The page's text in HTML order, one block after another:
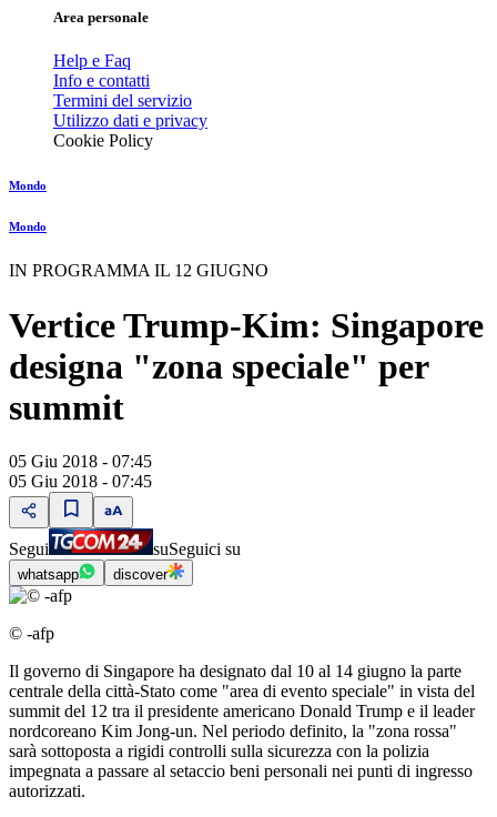
Area personale
Help e Faq
Info e contatti
Termini del servizio
Utilizzo dati e privacy
Cookie Policy
Mondo
Mondo
IN PROGRAMMA IL 12 GIUGNO
Vertice Trump-Kim: Singapore
designa "zona speciale" per
summit
05 Giu 2018 - 07:45
05 Giu 2018 - 07:45
Segui suSeguici su
whatsapp discover
© -afp
Il governo di Singapore ha designato dal 10 al 14 giugno la parte
centrale della città-Stato come "area di evento speciale" in vista del
summit del 12 tra il presidente americano Donald Trump e il leader
nordcoreano Kim Jong-un. Nel periodo definito, la "zona rossa"
sarà sottoposta a rigidi controlli sulla sicurezza con la polizia
impegnata a passare al setaccio beni personali nei punti di ingresso
autorizzati.